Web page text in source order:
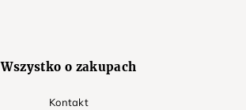
Wszystko o zakupach
Kontakt